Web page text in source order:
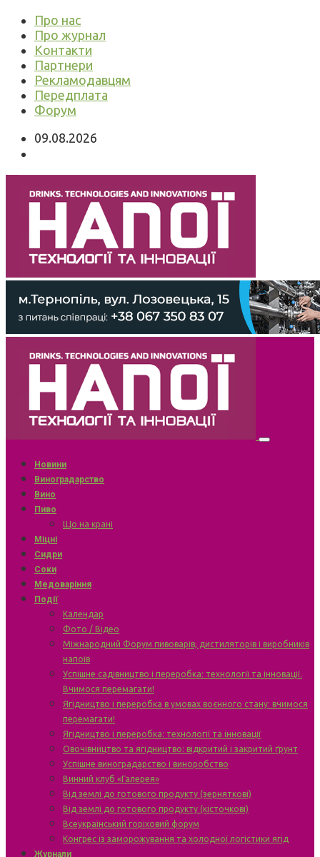
Про нас
Про журнал
Контакти
Партнери
Рекламодавцям
Передплата
Форум
09.08.2026
Новини
Виноградарство
Вино
Пиво
Що на крані
Міцні
Сидри
Соки
Медоваріння
Події
Календар
Фото / Відео
Міжнародний Форум пивоварів, дистиляторів і виробників
напоїв
Успішне садівництво і переробка: технології та інновації.
Вчимося перемагати!
Ягідництво і переробка в умовах воєнного стану: вчимося
перемагати!
Ягідництво і переробка: технології та інновації
Овочівництво та ягідництво: відкритий і закритий ґрунт
Успішне виноградарство і виноробство
Винний клуб «Галерея»
Від землі до готового продукту (зерняткові)
Від землі до готового продукту (кісточкові)
Всеукраїнський горіховий форум
Конгрес із заморожування та холодної логістики ягід
Журнали